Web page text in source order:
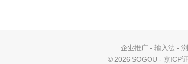
企业推广- 输入法-
© 2026 SOGOU - 京ICP